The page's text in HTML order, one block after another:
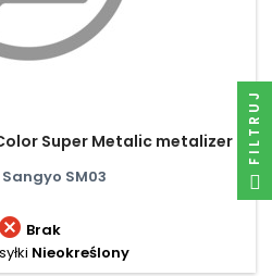
Super Metalic metalizer
SM03
 Brak
Nieokreślony
FILTRUJ